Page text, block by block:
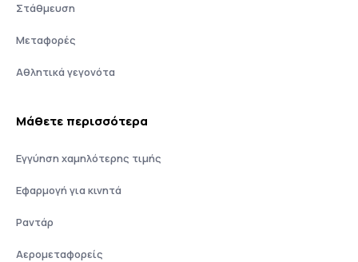
Στάθμευση
Μεταφορές
Αθλητικά γεγονότα
Μάθετε περισσότερα
Εγγύηση χαμηλότερης τιμής
Εφαρμογή για κινητά
Ραντάρ
Αερομεταφορείς